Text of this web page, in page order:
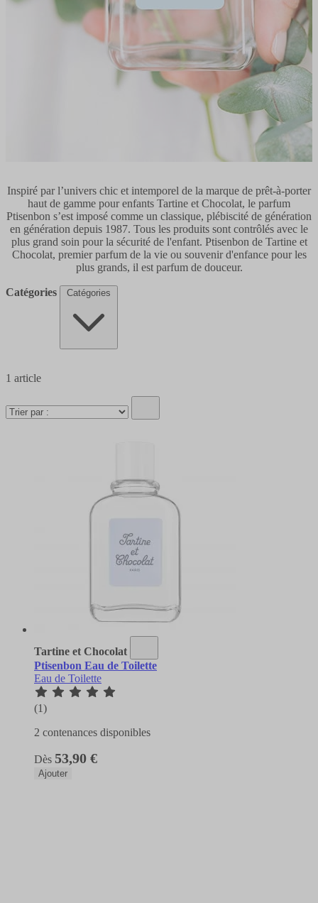
Inspiré par l’univers chic et intemporel de la marque de prêt-à-porter
haut de gamme pour enfants Tartine et Chocolat, le parfum
Ptisenbon s’est imposé comme un classique, plébiscité de génération
en génération depuis 1987. Tous les produits sont contrôlés avec le
plus grand soin pour la sécurité de l'enfant. Ptisenbon de Tartine et
Chocolat, premier parfum de la vie ou souvenir d'enfance pour les
plus grands, il est parfum de douceur.
Catégories Catégories
1 article
Tartine et Chocolat
Ptisenbon Eau de Toilette
Eau de Toilette
(1)
2 contenances disponibles
Dès 53,90 €
Ajouter